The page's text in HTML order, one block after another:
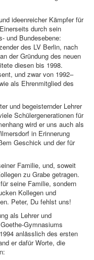
ideenreicher Kämpfer für
durch sein
und Bundesebene:
des LV Berlin, nach
der Gründung des neuen
diesen bis 1998.
und zwar von 1992–
als Ehrenmitglied des
und begeisternder Lehrer
Schülergenerationen für
wird er uns auch als
in Erinnerung
Geschick und der für
Familie, und, soweit
zu Grabe getragen.
seine Familie, sondern
Kollegen und
Peter, Du fehlst uns!
als Lehrer und
Gymnasiums
anlässlich des ersten
er dafür Worte, die